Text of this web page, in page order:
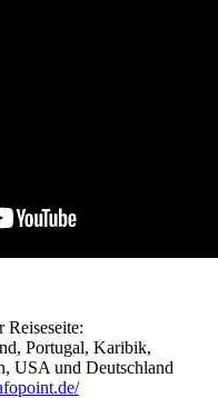
Portugal, Karibik,
USA und Deutschland